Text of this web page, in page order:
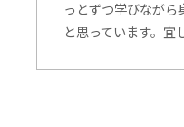
っとずつ学びなが
と思っています。宜